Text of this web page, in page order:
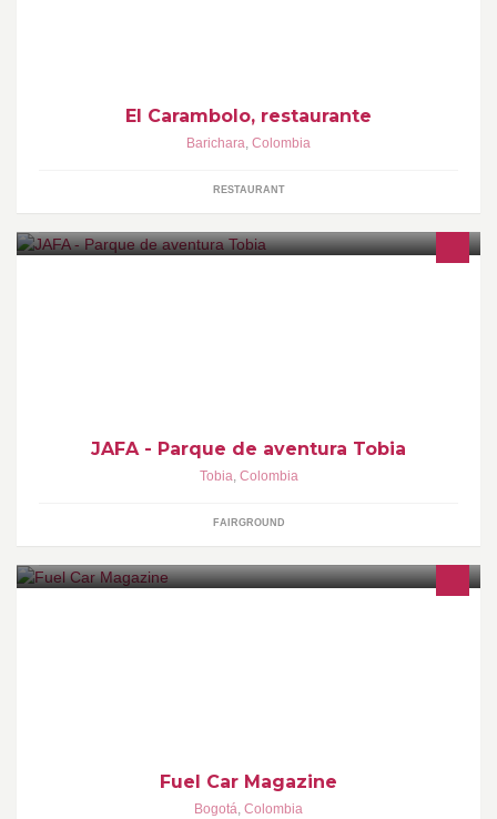
El Carambolo, restaurante
Barichara, Colombia
RESTAURANT
JAFA - Parque de aventura Tobia
Tobia, Colombia
FAIRGROUND
Fuel Car Magazine
Bogotá, Colombia